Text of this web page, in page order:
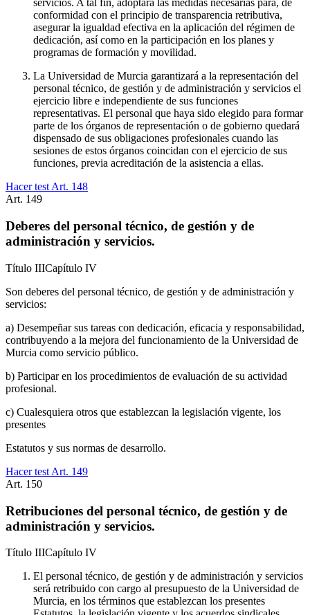
servicios. A tal fin, adoptará las medidas necesarias para, de
conformidad con el principio de transparencia retributiva,
asegurar la igualdad efectiva en la aplicación del régimen de
dedicación, así como en la participación en los planes y
programas de formación y movilidad.
La Universidad de Murcia garantizará a la representación del
personal técnico, de gestión y de administración y servicios el
ejercicio libre e independiente de sus funciones
representativas. El personal que haya sido elegido para formar
parte de los órganos de representación o de gobierno quedará
dispensado de sus obligaciones profesionales cuando las
sesiones de estos órganos coincidan con el ejercicio de sus
funciones, previa acreditación de la asistencia a ellas.
Hacer test Art. 148
Art. 149
Deberes del personal técnico, de gestión y de
administración y servicios.
Título IIICapítulo IV
Son deberes del personal técnico, de gestión y de administración y
servicios:
a) Desempeñar sus tareas con dedicación, eficacia y responsabilidad,
contribuyendo a la mejora del funcionamiento de la Universidad de
Murcia como servicio público.
b) Participar en los procedimientos de evaluación de su actividad
profesional.
c) Cualesquiera otros que establezcan la legislación vigente, los
presentes
Estatutos y sus normas de desarrollo.
Hacer test Art. 149
Art. 150
Retribuciones del personal técnico, de gestión y de
administración y servicios.
Título IIICapítulo IV
El personal técnico, de gestión y de administración y servicios
será retribuido con cargo al presupuesto de la Universidad de
Murcia, en los términos que establezcan los presentes